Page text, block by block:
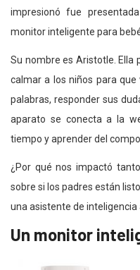
impresionó fue
monitor inteligente para
Su nombre es Aristotle. Ella
calmar a los niños para que
palabras, responder sus
aparato se conecta a la
tiempo y aprender del
¿Por qué nos impactó
sobre si los padres están
una asistente de inteligencia
Un monitor